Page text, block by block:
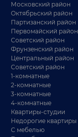
Московский район
Октябрьский район
Партизанский район
Первомайский район
Советский район
Фрунзенский район
Центральный район
Советский район
1-комнатные
2-комнатные
3-комнатные
4-комнатные
Квартиры-студии
Недорогие квартиры
С мебелью